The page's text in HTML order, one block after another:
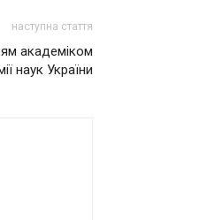
наступна стаття
академіком
наук України